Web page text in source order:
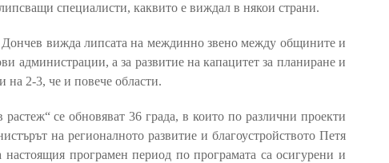
специалисти, каквито е виждал в някои страни.
Дончев вижда липсата на междинно звено между общините и
администрации, а за развитие на капацитет за планиране и
на 2-3, че и повече области.
се обновяват 36 града, в които по различни проекти
на регионалното развитие и благоустройството Петя
програмен период по програмата са осигурени и